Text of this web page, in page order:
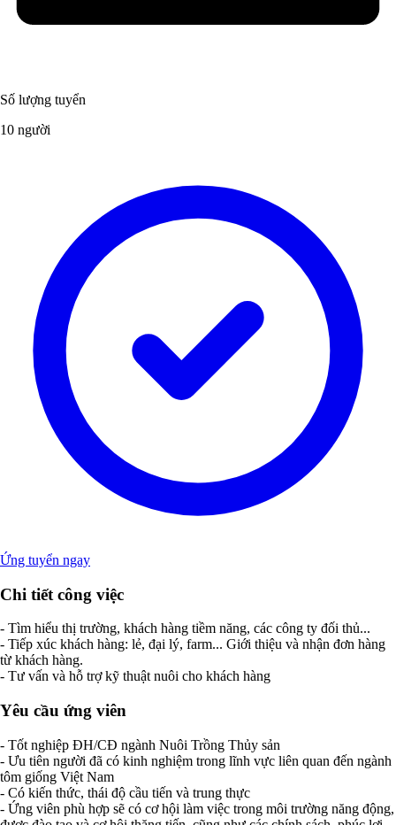
Số lượng tuyển
10 người
Ứng tuyển ngay
Chi tiết công việc
- Tìm hiểu thị trường, khách hàng tiềm năng, các công ty đối thủ...
- Tiếp xúc khách hàng: lẻ, đại lý, farm... Giới thiệu và nhận đơn hàng
từ khách hàng.
- Tư vấn và hỗ trợ kỹ thuật nuôi cho khách hàng
Yêu cầu ứng viên
- Tốt nghiệp ĐH/CĐ ngành Nuôi Trồng Thủy sản
- Ưu tiên người đã có kinh nghiệm trong lĩnh vực liên quan đến ngành
tôm giống Việt Nam
- Có kiến thức, thái độ cầu tiến và trung thực
- Ứng viên phù hợp sẽ có cơ hội làm việc trong môi trường năng động,